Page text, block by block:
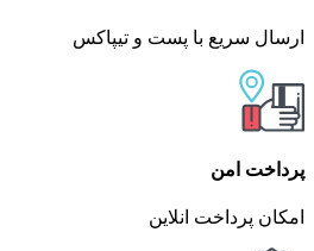
ارسال سریع با پست و تیپاکس
پرداخت امن
امکان پرداخت انلاین